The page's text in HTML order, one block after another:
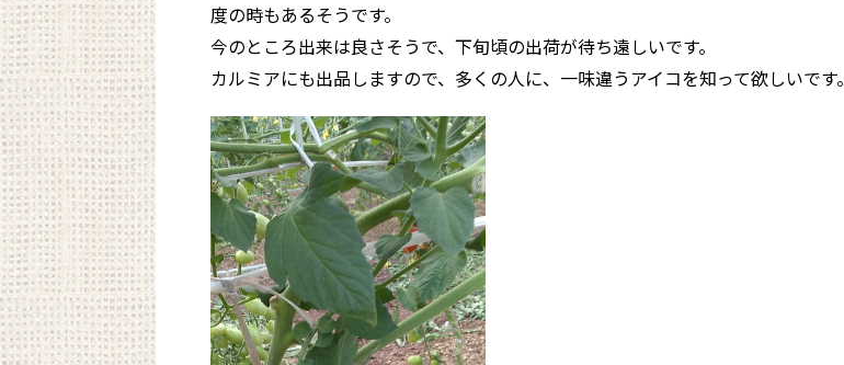
度の時もあるそうです。
今のところ出来は良さそうで、下旬頃の出荷が待ち遠しいです。
カルミアにも出品しますので、多くの人に、一味違うアイコを知って欲しいです。